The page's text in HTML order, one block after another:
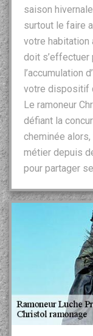
saison
surtout le faire
votre habitation
doit
l’accumulation
votre dispositif
Le ramoneur
défiant la
cheminée
métier depuis
pour partager